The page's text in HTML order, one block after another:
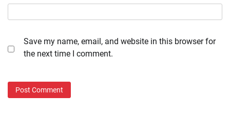
Save my name, email, and website in this browser for
the next time I comment.